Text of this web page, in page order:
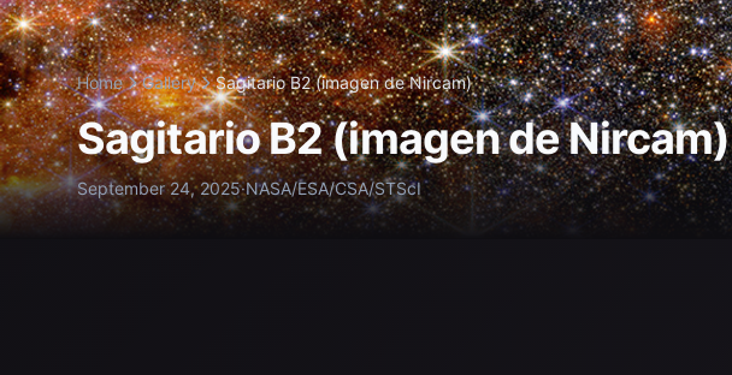
Home Gallery Sagitario B2 (imagen de Nircam)
Sagitario B2 (imagen de Nircam)
September 24, 2025·NASA/ESA/CSA/STScI